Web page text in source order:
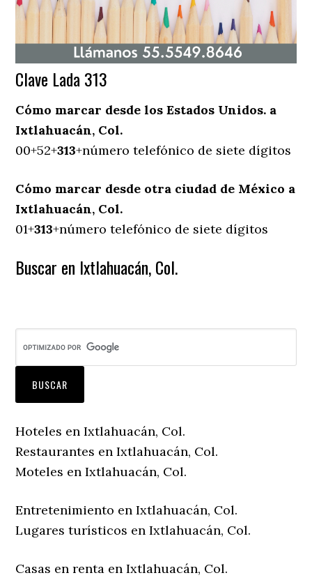
Clave Lada 313
Cómo marcar desde los Estados Unidos. a
Ixtlahuacán, Col.
00+52+313+número telefónico de siete dígitos
Cómo marcar desde otra ciudad de México a
Ixtlahuacán, Col.
01+313+número telefónico de siete dígitos
Buscar en Ixtlahuacán, Col.
Hoteles en Ixtlahuacán, Col.
Restaurantes en Ixtlahuacán, Col.
Moteles en Ixtlahuacán, Col.
Entretenimiento en Ixtlahuacán, Col.
Lugares turísticos en Ixtlahuacán, Col.
Casas en renta en Ixtlahuacán, Col.